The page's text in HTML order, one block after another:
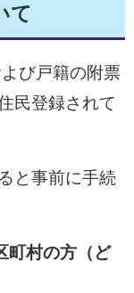
て
び戸籍の附票
民登録されて
と事前に手続
村の方（ど